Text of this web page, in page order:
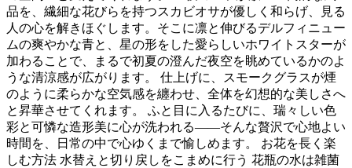
品を、繊細な花びらを持つスカビオサが優しく和らげ、見る
人の心を解きほぐします。そこに凛と伸びるデルフィニュー
ムの爽やかな青と、星の形をした愛らしいホワイトスターが
加わることで、まるで初夏の澄んだ夜空を眺めているかのよ
うな清涼感が広がります。 仕上げに、スモークグラスが煙
のように柔らかな空気感を纏わせ、全体を幻想的な美しさへ
と昇華させてくれます。 ふと目に入るたびに、瑞々しい色
彩と可憐な造形美に心が洗われる――そんな贅沢で心地よい
時間を、日常の中で心ゆくまで愉しめます。 お花を長く楽
しむ方法 水替えと切り戻しをこまめに行う 花瓶の水は雑菌